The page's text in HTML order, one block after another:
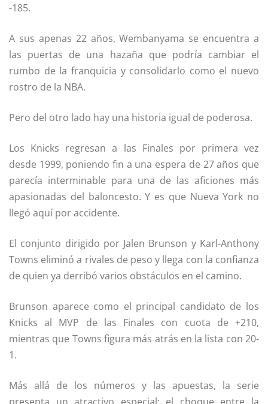
-185.
A sus apenas 22 años, Wembanyama se encuentra a
las puertas de una hazaña que podría cambiar el
rumbo de la franquicia y consolidarlo como el nuevo
rostro de la NBA.
Pero del otro lado hay una historia igual de poderosa.
Los Knicks regresan a las Finales por primera vez
desde 1999, poniendo fin a una espera de 27 años que
parecía interminable para una de las aficiones más
apasionadas del baloncesto. Y es que Nueva York no
llegó aquí por accidente.
El conjunto dirigido por Jalen Brunson y Karl-Anthony
Towns eliminó a rivales de peso y llega con la confianza
de quien ya derribó varios obstáculos en el camino.
Brunson aparece como el principal candidato de los
Knicks al MVP de las Finales con cuota de +210,
mientras que Towns figura más atrás en la lista con 20-
1.
Más allá de los números y las apuestas, la serie